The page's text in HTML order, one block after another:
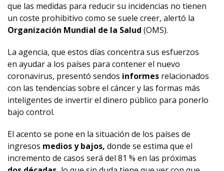
que las medidas para reducir su incidencias no tienen
un coste prohibitivo como se suele creer, alertó la
Organización Mundial de la Salud (OMS).
La agencia, que estos días concentra sus esfuerzos
en ayudar a los países para contener el nuevo
coronavirus, presentó sendos informes relacionados
con las tendencias sobre el cáncer y las formas más
inteligentes de invertir el dinero público para ponerlo
bajo control.
El acento se pone en la situación de los países de
ingresos medios y bajos, donde se estima que el
incremento de casos será del 81 % en las próximas